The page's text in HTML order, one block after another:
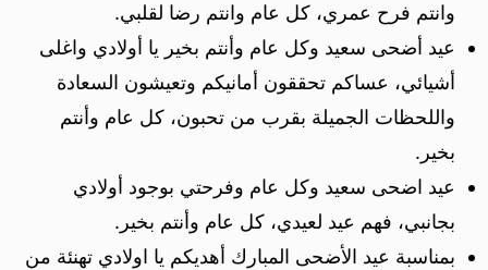
وانتم فرح عمري، كل عام وانتم رضا لقلبي.
عيد أضحى سعيد وكل عام وأنتم بخير يا أولادي واغلى
أشيائي، عساكم تحققون أمانيكم وتعيشون السعادة
واللحظات الجميلة بقرب من تحبون، كل عام وأنتم
بخير.
عيد اضحى سعيد وكل عام وفرحتي بوجود أولادي
بجانبي، فهم عيد لعيدي، كل عام وأنتم بخير.
بمناسبة عيد الأضحى المبارك أهديكم يا اولادي تهنئة من